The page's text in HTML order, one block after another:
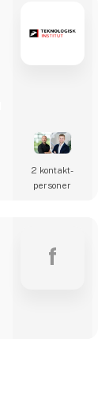
2 kontakt­
personer
f